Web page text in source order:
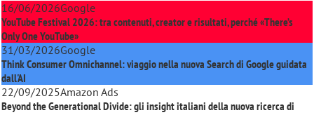
16/06/2026Google
YouTube Festival 2026: tra contenuti, creator e risultati, perché «There’s
Only One YouTube»
31/03/2026Google
Think Consumer Omnichannel: viaggio nella nuova Search di Google guidata
dall'AI
22/09/2025Amazon Ads
Beyond the Generational Divide: gli insight italiani della nuova ricerca di